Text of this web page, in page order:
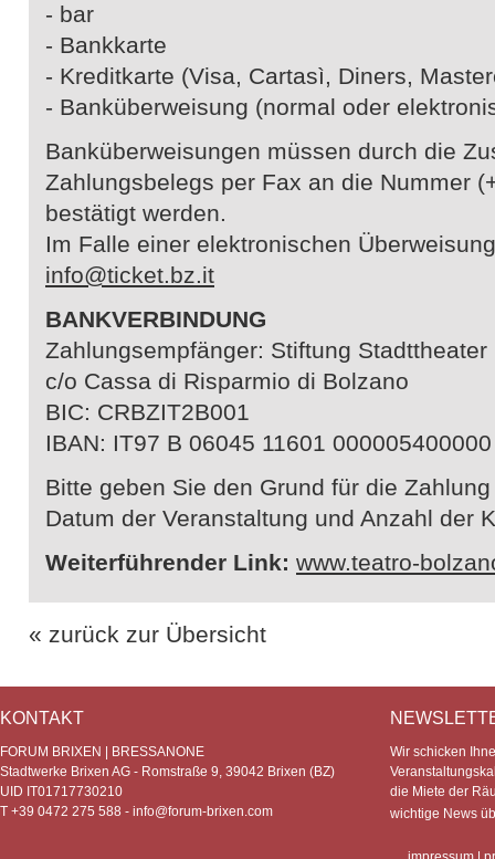
- bar
- Bankkarte
- Kreditkarte (Visa, Cartasì, Diners,
- Banküberweisung (normal oder
Banküberweisungen müssen durch die
Zahlungsbelegs per Fax an die Nummer
bestätigt werden.
Im Falle einer elektronischen
info@ticket.bz.it
BANKVERBINDUNG
Zahlungsempfänger: Stiftung Stadttheater
c/o Cassa di Risparmio di Bolzano
BIC: CRBZIT2B001
IBAN: IT97 B 06045 11601 000005400000
Bitte geben Sie den Grund für die
Datum der Veranstaltung und Anzahl der
Weiterführender Link: www.teatro-
« zurück zur Übersicht
KONTAKT
FORUM BRIXEN | BRESSANONE
Stadtwerke Brixen AG - Romstraße 9, 39042 Brixen (BZ)
UID IT01717730210
T +39 0472 275 588 - info@forum-brixen.com
Wir schicken
die Miete der
wichtige News